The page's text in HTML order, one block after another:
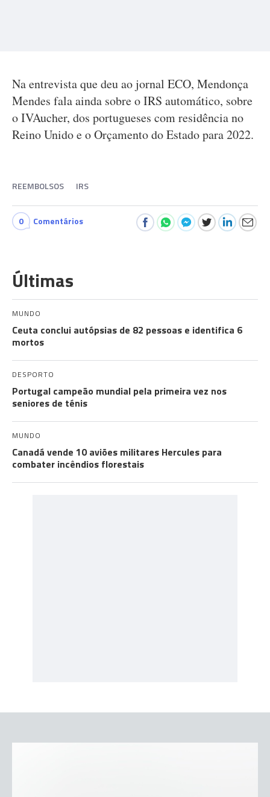
Na entrevista que deu ao jornal ECO, Mendonça
Mendes fala ainda sobre o IRS automático, sobre
o IVAucher, dos portugueses com residência no
Reino Unido e o Orçamento do Estado para 2022.
REEMBOLSOS IRS
0 Comentários
Últimas
MUNDO
Ceuta conclui autópsias de 82 pessoas e identifica 6
mortos
DESPORTO
Portugal campeão mundial pela primeira vez nos
seniores de ténis
MUNDO
Canadá vende 10 aviões militares Hercules para
combater incêndios florestais